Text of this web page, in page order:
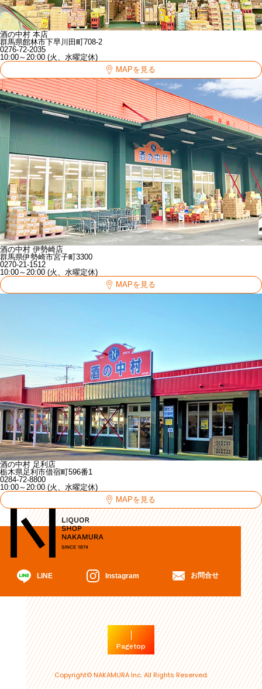
酒の中村 本店
群馬県館林市下早川田町708-2
0276-72-2035
10:00～20:00 (火、水曜定休)
MAPを見る
酒の中村 伊勢崎店
群馬県伊勢崎市宮子町3300
0270-21-1512
10:00～20:00 (火、水曜定休)
MAPを見る
酒の中村 足利店
栃木県足利市借宿町596番1
0284-72-8800
10:00～20:00 (火、水曜定休)
MAPを見る
LINE Instagram お問合せ
Pagetop
Copyright© NAKAMURA Inc. All Rights Reserved.